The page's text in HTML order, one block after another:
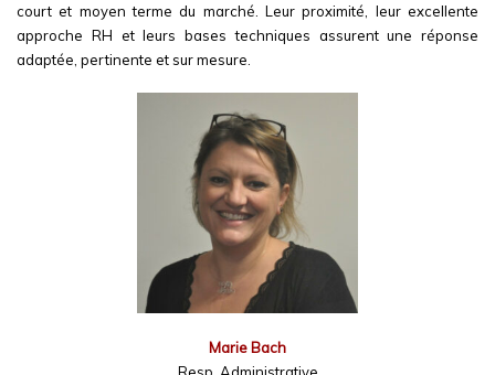
court et moyen terme du marché. Leur proximité, leur excellente
approche RH et leurs bases techniques assurent une réponse
adaptée, pertinente et sur mesure.
Marie Bach
Resp. Administrative